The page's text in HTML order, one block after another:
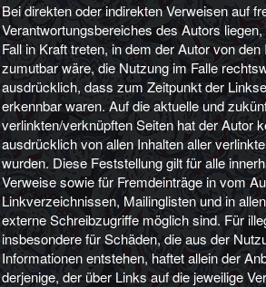
Bei direkten oder indirekten Verweisen auf
Verantwortungsbereiches des Autors
Fall in Kraft treten, in dem der Autor von
zumutbar wäre, die Nutzung im Falle
ausdrücklich, dass zum Zeitpunkt der
erkennbar waren. Auf die aktuelle und
verlinkten/verknüpften Seiten hat der Autor
ausdrücklich von allen Inhalten aller
wurden. Diese Feststellung gilt für alle
Verweise sowie für Fremdeinträge in vom
Linkverzeichnissen, Mailinglisten und in
externe Schreibzugriffe möglich sind. Für
insbesondere für Schäden, die aus der
Informationen entstehen, haftet allein der
derjenige, der über Links auf die jeweilige